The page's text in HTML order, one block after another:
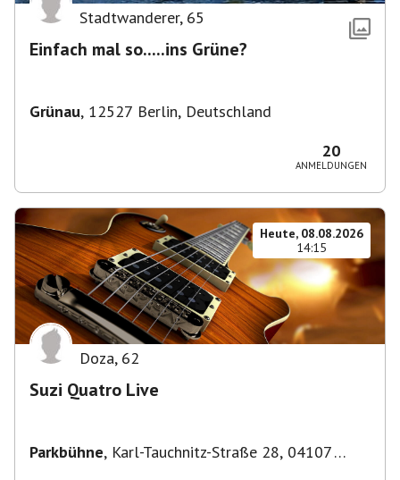
Stadtwanderer, 65
Einfach mal so.....ins Grüne?
Grünau, 12527 Berlin, Deutschland
20
ANMELDUNGEN
Heute, 08.08.2026
14:15
Doza, 62
Suzi Quatro Live
Parkbühne, Karl-Tauchnitz-Straße 28, 04107